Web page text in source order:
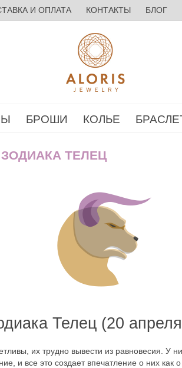
И ОПЛАТА КОНТАКТЫ БЛОГ
БРОШИ КОЛЬЕ
ТЕЛЕЦ
Телец (20
их трудно вывести из равновесия. У
и все это создает впечатление о них как